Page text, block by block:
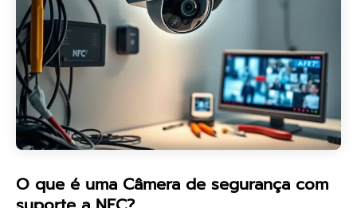
O que é uma Câmera de segurança com